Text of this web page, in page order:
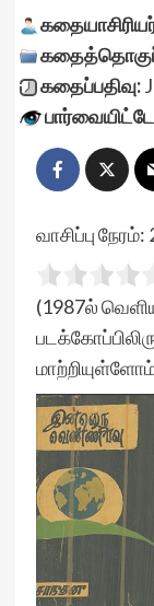
கதைப்பதிவு:
வாசிப்பு நேரம்:
(1987ல்